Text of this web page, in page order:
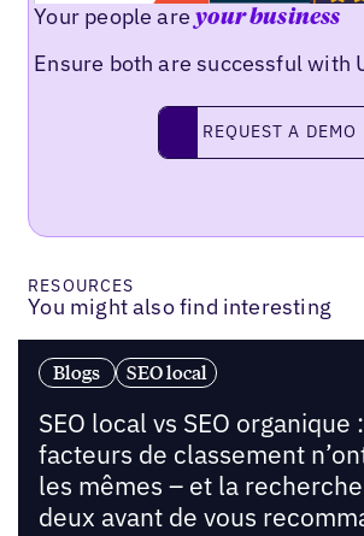
Your people areyour business
Ensure both are successful with
Request a demo
REQUEST A DEMO
RESOURCES
You might also find interesting
Blogs SEO local
SEO local vs SEO organique
facteurs de classement
les mêmes – et la
deux avant de vous